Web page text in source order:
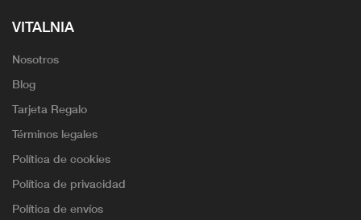
VITALNIA
Nosotros
Blog
Tarjeta Regalo
Términos legales
Política de cookies
Política de privacidad
Política de envíos